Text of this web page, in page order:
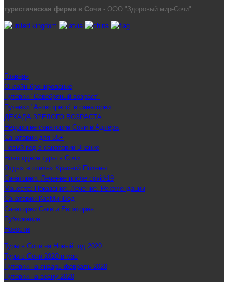
туристическая фирма в Сочи - ООО "Здоровый мир-Сочи"
Главная
Онлайн бронирование
Путевки "Серебряный возраст"
Путевки "Антистресс" в санатории
ДЕКАДА ЗРЕЛОГО ВОЗРАСТА
Недорогие санатории Сочи и Адлера
Санатории для 55+
Новый год в санатории Знание
Новогодние туры в Сочи
Отдых в отелях Красной Поляны
Санатории: Лечение после covid-19
Мацеста: Показания. Лечение. Рекомендации
Санатории КавМинВод
Санатории Саки и Евпатория
Публикации
Новости
Туры в Сочи на Новый год 2020
Туры в Сочи 2020 в мае
Путевки на январь-февраль 2020
Путевки на весну 2020